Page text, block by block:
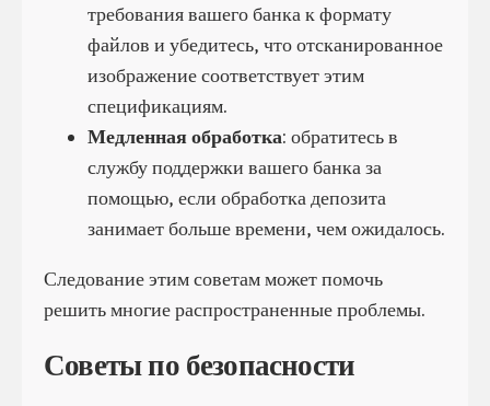
требования вашего банка к формату
файлов и убедитесь, что отсканированное
изображение соответствует этим
спецификациям.
Медленная обработка: обратитесь в
службу поддержки вашего банка за
помощью, если обработка депозита
занимает больше времени, чем ожидалось.
Следование этим советам может помочь
решить многие распространенные проблемы.
Советы по безопасности